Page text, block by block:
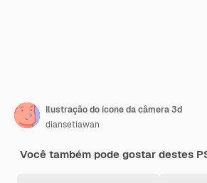
Ilustração do ícone da câmera 3d
diansetiawan
Você também pode gostar destes